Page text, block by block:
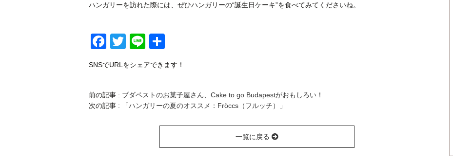
ハンガリーを訪れた際には、ぜひハンガリーの“誕生日ケーキ”を食べてみてくださいね。
Facebook
Twitter
Line
SNSでURLをシェアできます！
前の記事 : ブダペストのお菓子屋さん、Cake to go Budapestがおもしろい！
次の記事 :
「ハンガリーの夏のオススメ：Fröccs（フルッチ）」
一覧に戻る